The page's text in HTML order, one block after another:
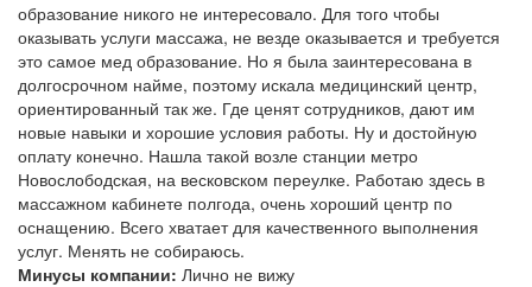
образование никого не интересовало. Для того чтобы
оказывать услуги массажа, не везде оказывается и требуется
это самое мед образование. Но я была заинтересована в
долгосрочном найме, поэтому искала медицинский центр,
ориентированный так же. Где ценят сотрудников, дают им
новые навыки и хорошие условия работы. Ну и достойную
оплату конечно. Нашла такой возле станции метро
Новослободская, на весковском переулке. Работаю здесь в
массажном кабинете полгода, очень хороший центр по
оснащению. Всего хватает для качественного выполнения
услуг. Менять не собираюсь.
Минусы компании: Лично не вижу